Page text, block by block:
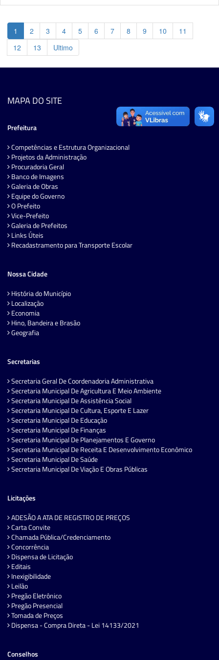
1 2 3 4 5 6 7 8 9 10
11
12
13 Ultimo
MAPA DO SITE
Prefeitura
Competências e Estrutura Organizacional
Projetos da Administração
Procuradoria Geral
Banco de Imagens
Galeria de Obras
Equipe do Governo
O Prefeito
Vice-Prefeito
Galeria de Prefeitos
Links Úteis
Recadastramento para Transporte Escolar
Nossa Cidade
História do Município
Localização
Economia
Hino, Bandeira e Brasão
Geografia
Secretarias
Secretaria Geral De Coordenadoria Administrativa
Secretaria Municipal De Agricultura E Meio Ambiente
Secretaria Municipal De Assistência Social
Secretaria Municipal De Cultura, Esporte E Lazer
Secretaria Municipal De Educação
Secretaria Municipal De Finanças
Secretaria Municipal De Planejamentos E Governo
Secretaria Municipal De Receita E Desenvolvimento Econômico
Secretaria Municipal De Saúde
Secretaria Municipal De Viação E Obras Públicas
Licitações
ADESÃO A ATA DE REGISTRO DE PREÇOS
Carta Convite
Chamada Pública/Credenciamento
Concorrência
Dispensa de Licitação
Editais
Inexigibilidade
Leilão
Pregão Eletrônico
Pregão Presencial
Tomada de Preços
Dispensa - Compra Direta - Lei 14133/2021
Conselhos